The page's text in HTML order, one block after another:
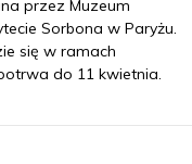
przez Muzeum
Sorbona w Paryżu.
się w ramach
do 11 kwietnia.